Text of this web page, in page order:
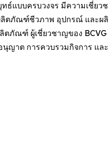
ทธ์แบบครบวงจร มีความเชี่
ตภัณฑ์ชีวภาพ อุปกรณ์ และ
ฑ์ ผู้เชี่ยวชาญของ BCVG
าต การควบรวมกิจการ แ